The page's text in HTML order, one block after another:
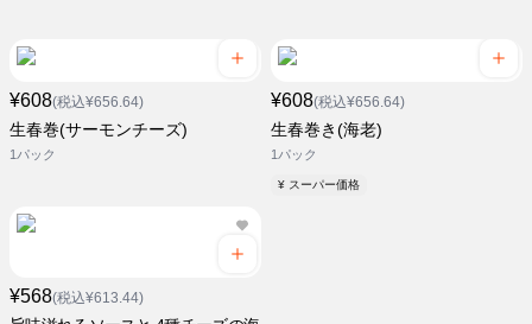
¥608(税込¥656.64)
生春巻(サーモンチーズ)
1パック
¥608(税込¥656.64)
生春巻き(海老)
1パック
¥ スーパー価格
¥568(税込¥613.44)